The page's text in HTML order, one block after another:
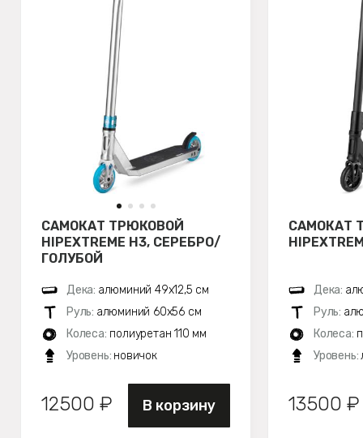
САМОКАТ ТРЮКОВОЙ
HIPEXTREME H3, СЕРЕБРО/
ГОЛУБОЙ
Дека: алюминий 49х12,5 см
Руль: алюминий 60х56 см
Колеса: полиуретан 110 мм
Уровень: новичок
12500 ₽ В корзину
САМОКАТ
Дека:
Руль:
Колеса:
Уровень:
13500 ₽